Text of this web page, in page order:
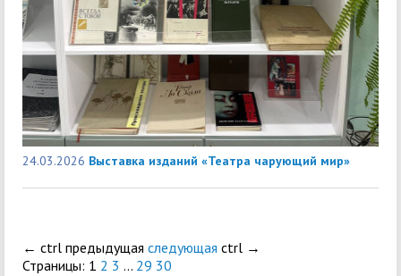
24.03.2026 Выставка изданий «Театра чарующий мир»
← ctrl предыдущая следующая ctrl →
Страницы: 1 2 3 ... 29 30